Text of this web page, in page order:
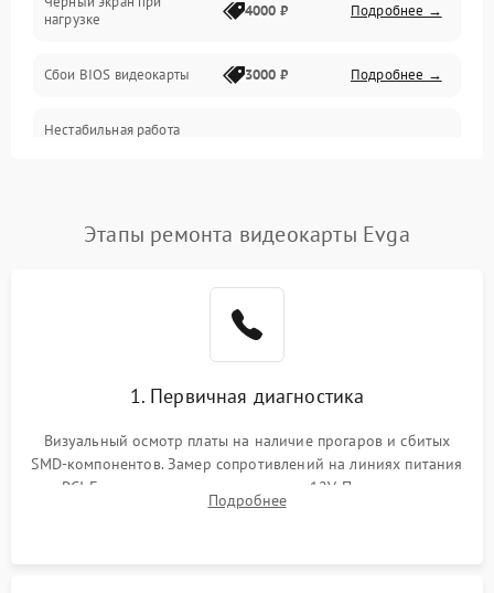
Электропитание
ПО
Электронные компоненты
Общие поломки
Механические повреждения
нагрузке
4000 ₽ Подробнее →
Сбои BIOS видеокарты 3000 ₽ Подробнее →
Нестабильная работа
Этапы ремонта видеокарты Evga
1. Первичная диагностика
Визуальный осмотр платы на наличие прогаров и сбитых
SMD-компонентов. Замер сопротивлений на линиях питания
PCI-E и дополнительных разъемах 12V. Проверка на
короткое замыкание основных дросселей питания GPU и
Подробнее